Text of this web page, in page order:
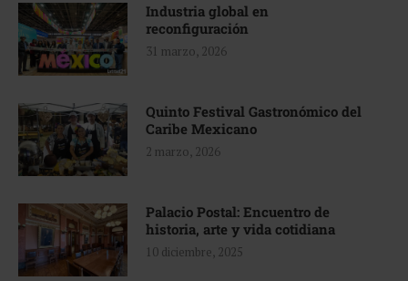
Industria global en
reconfiguración
31 marzo, 2026
Quinto Festival Gastronómico del
Caribe Mexicano
2 marzo, 2026
Palacio Postal: Encuentro de
historia, arte y vida cotidiana
10 diciembre, 2025